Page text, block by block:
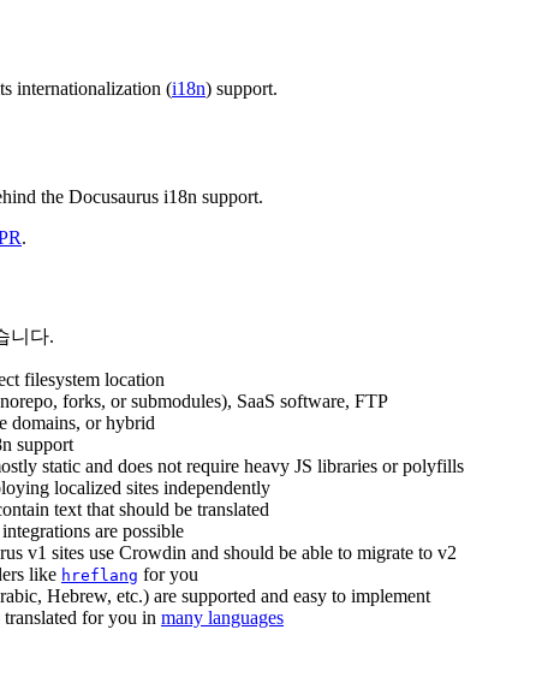
internationalization (i18n) support.
the Docusaurus i18n support.
.
니다.
filesystem location
forks, or submodules), SaaS software, FTP
domains, or hybrid
support
static and does not require heavy JS libraries or polyfills
localized sites independently
text that should be translated
are possible
v1 sites use Crowdin and should be able to migrate to v2
like hreflang for you
Hebrew, etc.) are supported and easy to implement
translated for you in many languages